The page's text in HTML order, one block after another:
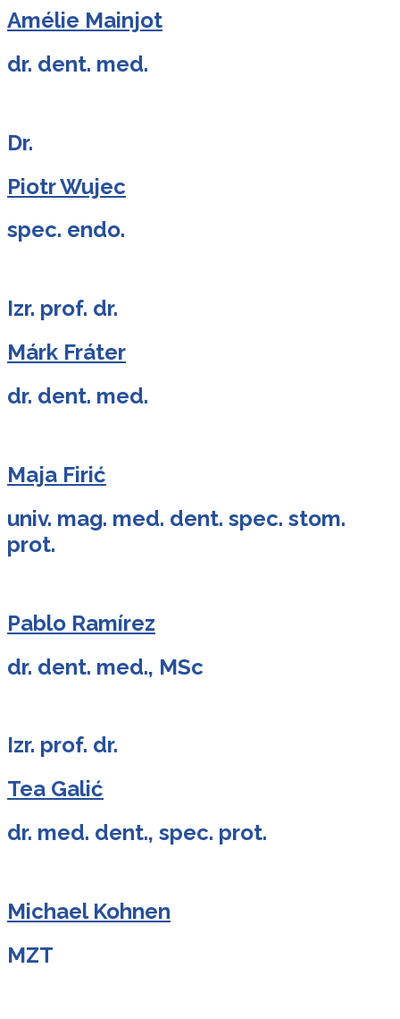
Amélie Mainjot
dr. dent. med.
Dr.
Piotr Wujec
spec. endo.
Izr. prof. dr.
Márk Fráter
dr. dent. med.
Maja Firić
univ. mag. med. dent. spec. stom.
prot.
Pablo Ramírez
dr. dent. med., MSc
Izr. prof. dr.
Tea Galić
dr. med. dent., spec. prot.
Michael Kohnen
MZT